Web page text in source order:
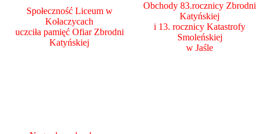
Społeczność Liceum w
Kołaczycach
uczciła pamięć Ofiar Zbrodni
Katyńskiej
Obchody 83.rocznicy Zbrodni
Katyńskiej
i 13. rocznicy Katastrofy
Smoleńskiej
w Jaśle